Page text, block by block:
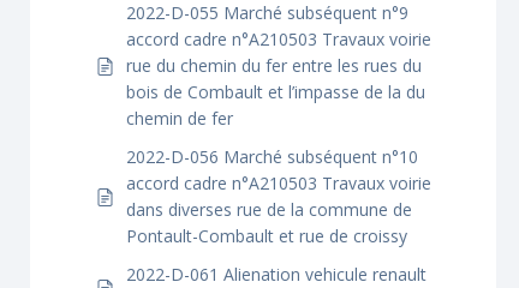
2022-D-055 Marché subséquent n°9
accord cadre n°A210503 Travaux voirie
rue du chemin du fer entre les rues du
bois de Combault et l’impasse de la du
chemin de fer
2022-D-056 Marché subséquent n°10
accord cadre n°A210503 Travaux voirie
dans diverses rue de la commune de
Pontault-Combault et rue de croissy
2022-D-061 Alienation vehicule renault